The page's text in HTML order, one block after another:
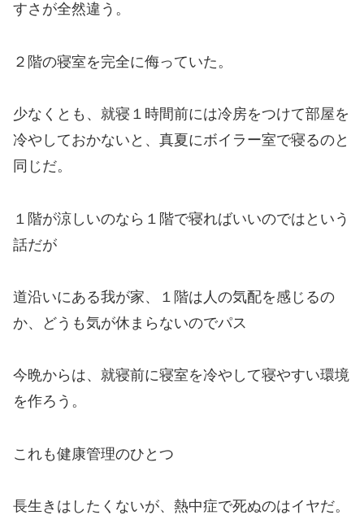
すさが全然違う。
２階の寝室を完全に侮っていた。
少なくとも、就寝１時間前には冷房をつけて部屋を
冷やしておかないと、真夏にボイラー室で寝るのと
同じだ。
１階が涼しいのなら１階で寝ればいいのではという
話だが
道沿いにある我が家、１階は人の気配を感じるの
か、どうも気が休まらないのでパス
今晩からは、就寝前に寝室を冷やして寝やすい環境
を作ろう。
これも健康管理のひとつ
長生きはしたくないが、熱中症で死ぬのはイヤだ。